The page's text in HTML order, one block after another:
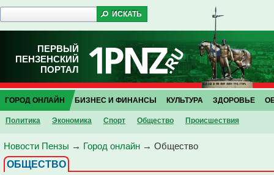
ПЕРВЫЙ
ПЕНЗЕНСКИЙ
ПОРТАЛ
ГОРОД ОНЛАЙН
Политика Экономика Спорт Общество Проиcшествия
БИЗНЕС И ФИНАНСЫ КУЛЬТУРА ЗДОРОВЬЕ
Новости Пензы → Город онлайн → Общество
ОБЩЕСТВО